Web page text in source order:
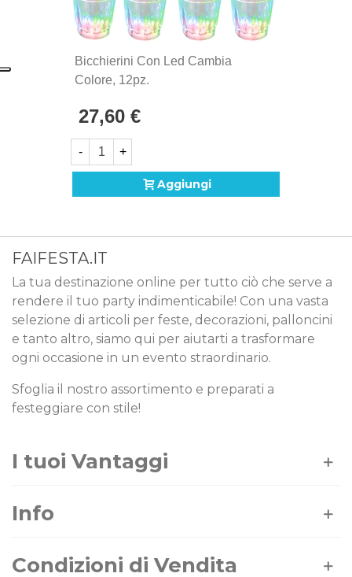
Bicchierini Con Led Cambia
Colore, 12pz.
27,60 €
- +
Aggiungi
FAIFESTA.IT
La tua destinazione online per tutto ciò che serve a
rendere il tuo party indimenticabile! Con una vasta
selezione di articoli per feste, decorazioni, palloncini
e tanto altro, siamo qui per aiutarti a trasformare
ogni occasione in un evento straordinario.
Sfoglia il nostro assortimento e preparati a
festeggiare con stile!
I tuoi Vantaggi
Info
Condizioni di Vendita